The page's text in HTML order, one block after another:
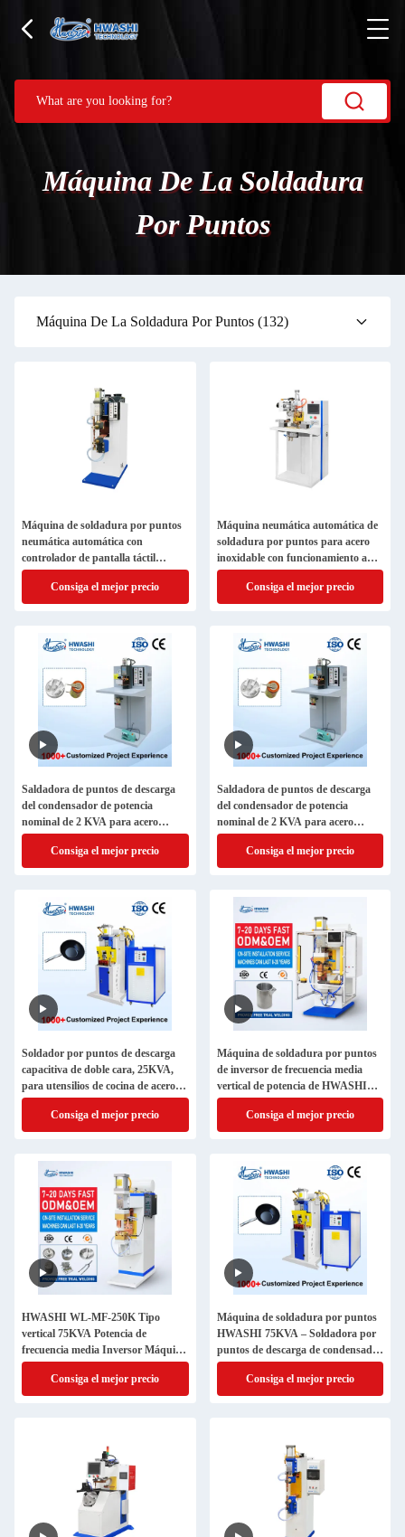
Máquina De La Soldadura
Por Puntos
Máquina De La Soldadura Por Puntos (132)
Máquina de soldadura por puntos
neumática automática con
controlador de pantalla táctil
inteligente para soldadura de
resistencia de acero inoxidable
Consiga el mejor precio
Máquina neumática automática de
soldadura por puntos para acero
inoxidable con funcionamiento a
pedal
Consiga el mejor precio
Saldadora de puntos de descarga
del condensador de potencia
nominal de 2 KVA para acero
inoxidable con certificación
CE/CCC/ISO
Consiga el mejor precio
Saldadora de puntos de descarga
del condensador de potencia
nominal de 2 KVA para acero
inoxidable con certificación
CE/CCC/ISO
Consiga el mejor precio
Soldador por puntos de descarga
capacitiva de doble cara, 25KVA,
para utensilios de cocina de acero
inoxidable, soldadura por
proyección con mango de olla
Consiga el mejor precio
Máquina de soldadura por puntos
de inversor de frecuencia media
vertical de potencia de HWASHI
75KVA certificada CE/CCC/ISO
Consiga el mejor precio
HWASHI WL-MF-250K Tipo
vertical 75KVA Potencia de
frecuencia media Inversor Máquina
de soldadura por puntos para
láminas metálicas
Consiga el mejor precio
Máquina de soldadura por puntos
HWASHI 75KVA – Soldadora por
puntos de descarga de condensador
con certificación CE/CCC/ISO con
una vida útil de 8 a 10 años
Consiga el mejor precio